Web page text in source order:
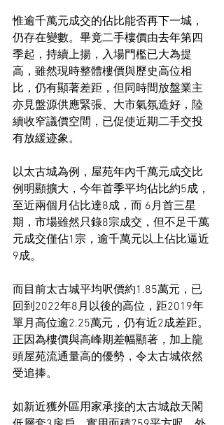
惟逾千萬元成交的佔比能否再下一城，
仍存在變數。畢竟二手樓價由去年第四
季起，持續上揚，入場門檻已大為提
高，雖然現時整體樓價與歷史高位相
比，仍有顯著差距，但同時間放盤業主
亦見盤源供應緊張、大市氣氛造好，陸
續收窄議價空間，已促使近期二手交投
有放緩迹象。
以太古城為例，屋苑年內千萬元成交比
例明顯擴大，今年首季平均佔比約5成，
至近兩個月佔比達8成，而 6月首三星
期，市場雖然只錄8宗成交，但不足千萬
元成交僅佔1宗，逾千萬元以上佔比逼近
9成。
而目前太古城平均呎價約1.85萬元，已
回到2022年8月以後的高位，距2019年
單月高位逾2.25萬元，仍有近2成差距。
正因為樓價與高峰期差幅顯著，加上龍
頭屋苑流通量高的優勢，令太古城依然
受追捧。
如新近獲外區用家承接的太古城啟天閣